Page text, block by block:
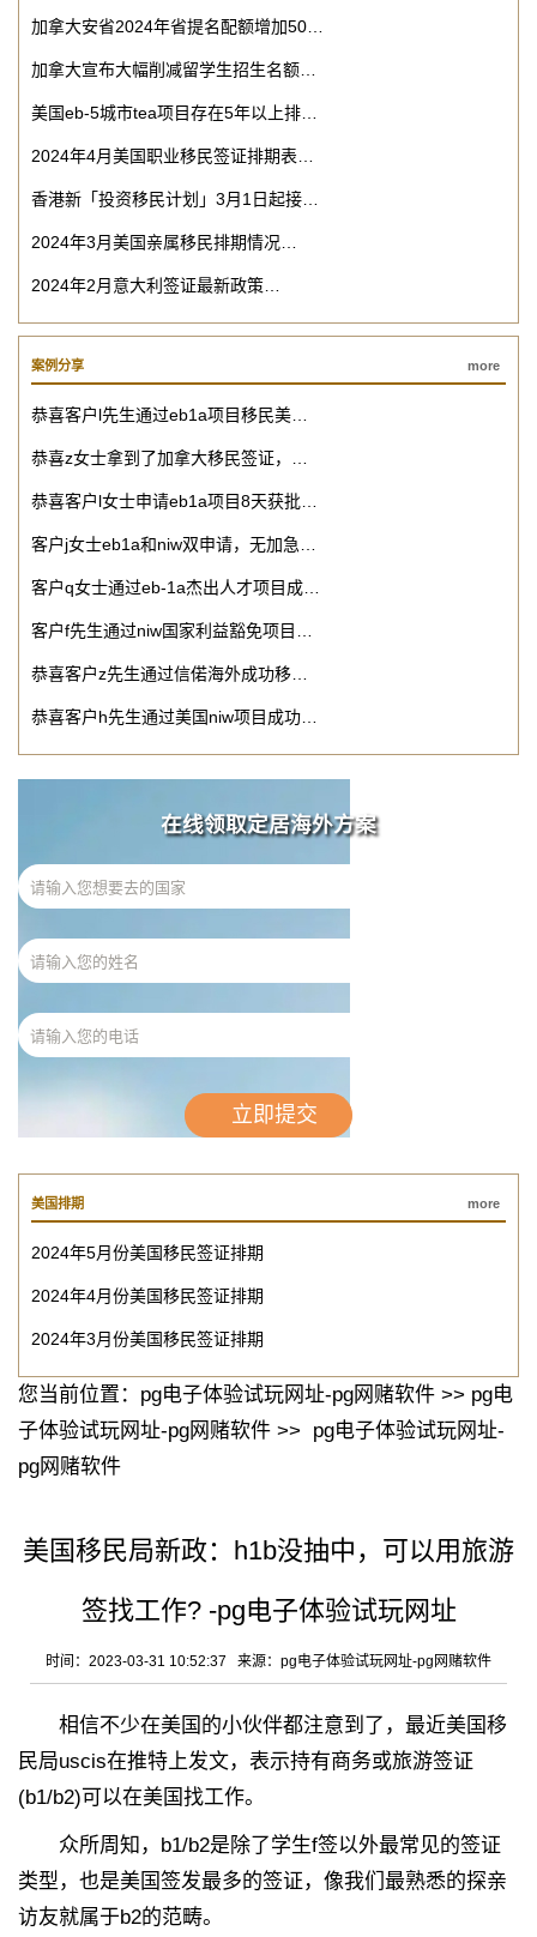
加拿大安省2024年省提名配额增加50…
加拿大宣布大幅削减留学生招生名额…
美国eb-5城市tea项目存在5年以上排…
2024年4月美国职业移民签证排期表…
香港新「投资移民计划」3月1日起接…
2024年3月美国亲属移民排期情况…
2024年2月意大利签证最新政策…
案例分享 more
恭喜客户l先生通过eb1a项目移民美…
恭喜z女士拿到了加拿大移民签证，…
恭喜客户l女士申请eb1a项目8天获批…
客户j女士eb1a和niw双申请，无加急…
客户q女士通过eb-1a杰出人才项目成…
客户f先生通过niw国家利益豁免项目…
恭喜客户z先生通过信偌海外成功移…
恭喜客户h先生通过美国niw项目成功…
在线领取定居海外方案
美国排期 more
2024年5月份美国移民签证排期
2024年4月份美国移民签证排期
2024年3月份美国移民签证排期
您当前位置： pg电子体验试玩网址-pg网赌软件 >> pg电
子体验试玩网址-pg网赌软件 >> pg电子体验试玩网址-
pg网赌软件
美国移民局新政：h1b没抽中，可以用旅游
签找工作? -pg电子体验试玩网址
时间：2023-03-31 10:52:37 来源： pg电子体验试玩网址-pg网赌软件
相信不少在美国的小伙伴都注意到了，最近美国移
民局uscis在推特上发文，表示持有商务或旅游签证
(b1/b2)可以在美国找工作。
众所周知，b1/b2是除了学生f签以外最常见的签证
类型，也是美国签发最多的签证，像我们最熟悉的探亲
访友就属于b2的范畴。